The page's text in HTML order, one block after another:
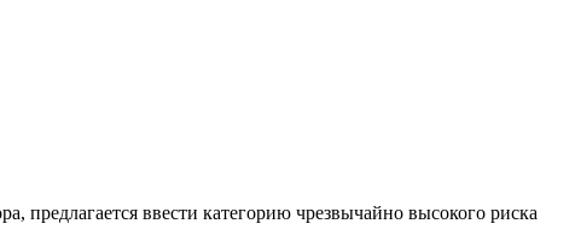
предлагается ввести категорию чрезвычайно высокого риска